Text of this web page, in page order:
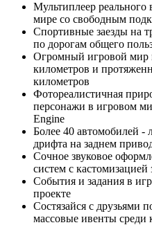
Мультиплеер
мире со свободным
Спортивные заезды на
по дорогам общего
Огромный игровой мир
километров и
километров
Фотореалистичная
персонажи в игровом
Engine
Более 40 автомобилей -
дрифта на заднем
Сочное звуковое
систем с кастомизацией
События и задания в
проекте
Состязайся с друзьями
массовые ивенты среди